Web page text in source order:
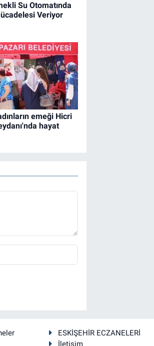
Su Otomatında
Veriyor
emeği Hicri
hayat
ESKİŞEHİR ECZANELERİ
İletişim